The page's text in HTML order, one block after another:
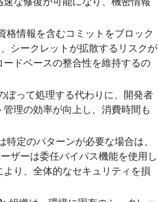
格情報を含むコミットをブロック
シークレットが拡散するリスクが
ドベースの整合性を維持するの
ぼって処理する代わりに、開発者
理の効率が向上し、消費時間も
定のパターンが必要な場合は、
ザーは委任バイパス機能を使用し
り、全体的なセキュリティを損